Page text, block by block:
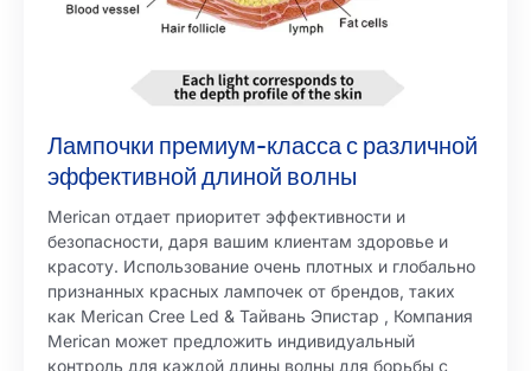
Лампочки премиум-класса с различной
эффективной длиной волны
Merican отдает приоритет эффективности и
безопасности, даря вашим клиентам здоровье и
красоту. Использование очень плотных и глобально
признанных красных лампочек от брендов, таких
как Merican Cree Led & Тайвань Эпистар , Компания
Merican может предложить индивидуальный
контроль для каждой длины волны для борьбы с